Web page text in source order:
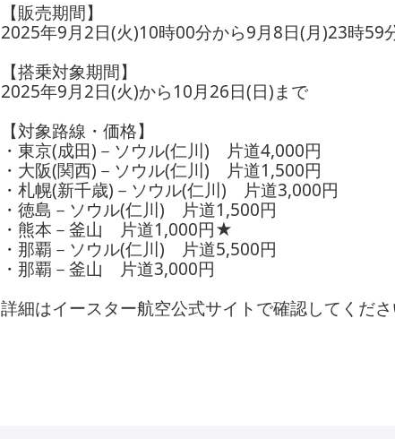
【販売期間】
2025年9月2日(火)10時00分から9月8日(月)23時59
【搭乗対象期間】
2025年9月2日(火)から10月26日(日)まで
【対象路線・価格】
・東京(成田)－ソウル(仁川) 片道4,000円
・大阪(関西)－ソウル(仁川) 片道1,500円
・札幌(新千歳)－ソウル(仁川) 片道3,000円
・徳島－ソウル(仁川) 片道1,500円
・熊本－釜山 片道1,000円★
・那覇－ソウル(仁川) 片道5,500円
・那覇－釜山 片道3,000円
詳細はイースター航空公式サイトで確認してくださ